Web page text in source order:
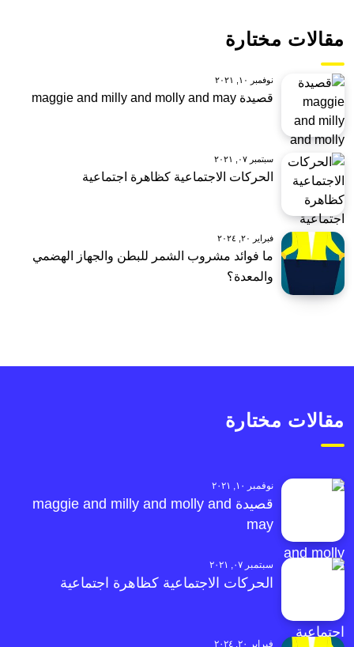
مقالات مختارة
نوفمبر ١٠, ٢٠٢١
قصيدة maggie and milly and molly and may
سبتمبر ٠٧, ٢٠٢١
الحركات الاجتماعية كظاهرة اجتماعية
فبراير ٢٠, ٢٠٢٤
ما فوائد مشروب الشمر للبطن والجهاز الهضمي
والمعدة؟
مقالات مختارة
نوفمبر ١٠, ٢٠٢١
قصيدة maggie and milly and molly and
may
سبتمبر ٠٧, ٢٠٢١
الحركات الاجتماعية كظاهرة اجتماعية
فبراير ٢٠, ٢٠٢٤